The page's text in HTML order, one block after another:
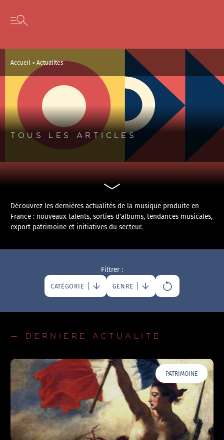
Skip to content
Open secondary menu
Accueil >Actualites
TOUS LES ARTICLES
Découvrez les dernières actualités de la musique produite en
France : nouveaux talents, sorties d’albums, tendances musicales,
export patrimoine et initiatives du secteur.
Filtrer :
CATÉGORIE GENRE
— DERNIÈRE ACTUALITÉ
PATRIMOINE